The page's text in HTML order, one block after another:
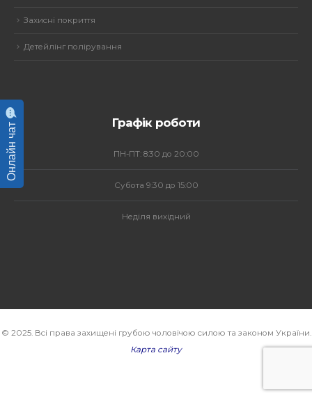
Захисні покриття
Детейлінг полірування
Графік роботи
ПН-ПТ: 8:30 до 20:00
Субота 9:30 до 15:00
Неділя вихідний
© 2025. Всі права захищені грубою чоловічою силою та законом України.
Карта сайту
Онлайн чат